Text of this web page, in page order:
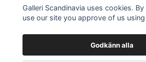
2026
Tis-Fre 11-18 ·
inbjudningar till vernissage, innan
offentligt.
Galleri Scandinavia uses cookies.
use our site you approve of us
Godkänn alla